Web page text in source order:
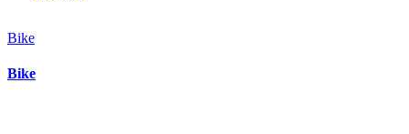
Bike
Bike